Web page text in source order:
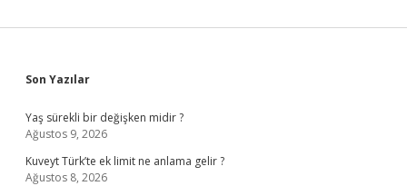
Sidebar
Son Yazılar
Yaş sürekli bir değişken midir ?
Ağustos 9, 2026
Kuveyt Türk’te ek limit ne anlama gelir ?
Ağustos 8, 2026